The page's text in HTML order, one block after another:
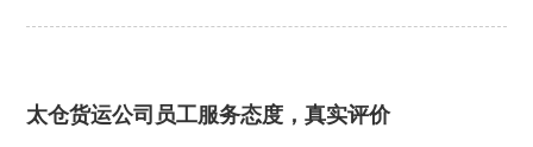
太仓货运公司员工服务态度，真实评价